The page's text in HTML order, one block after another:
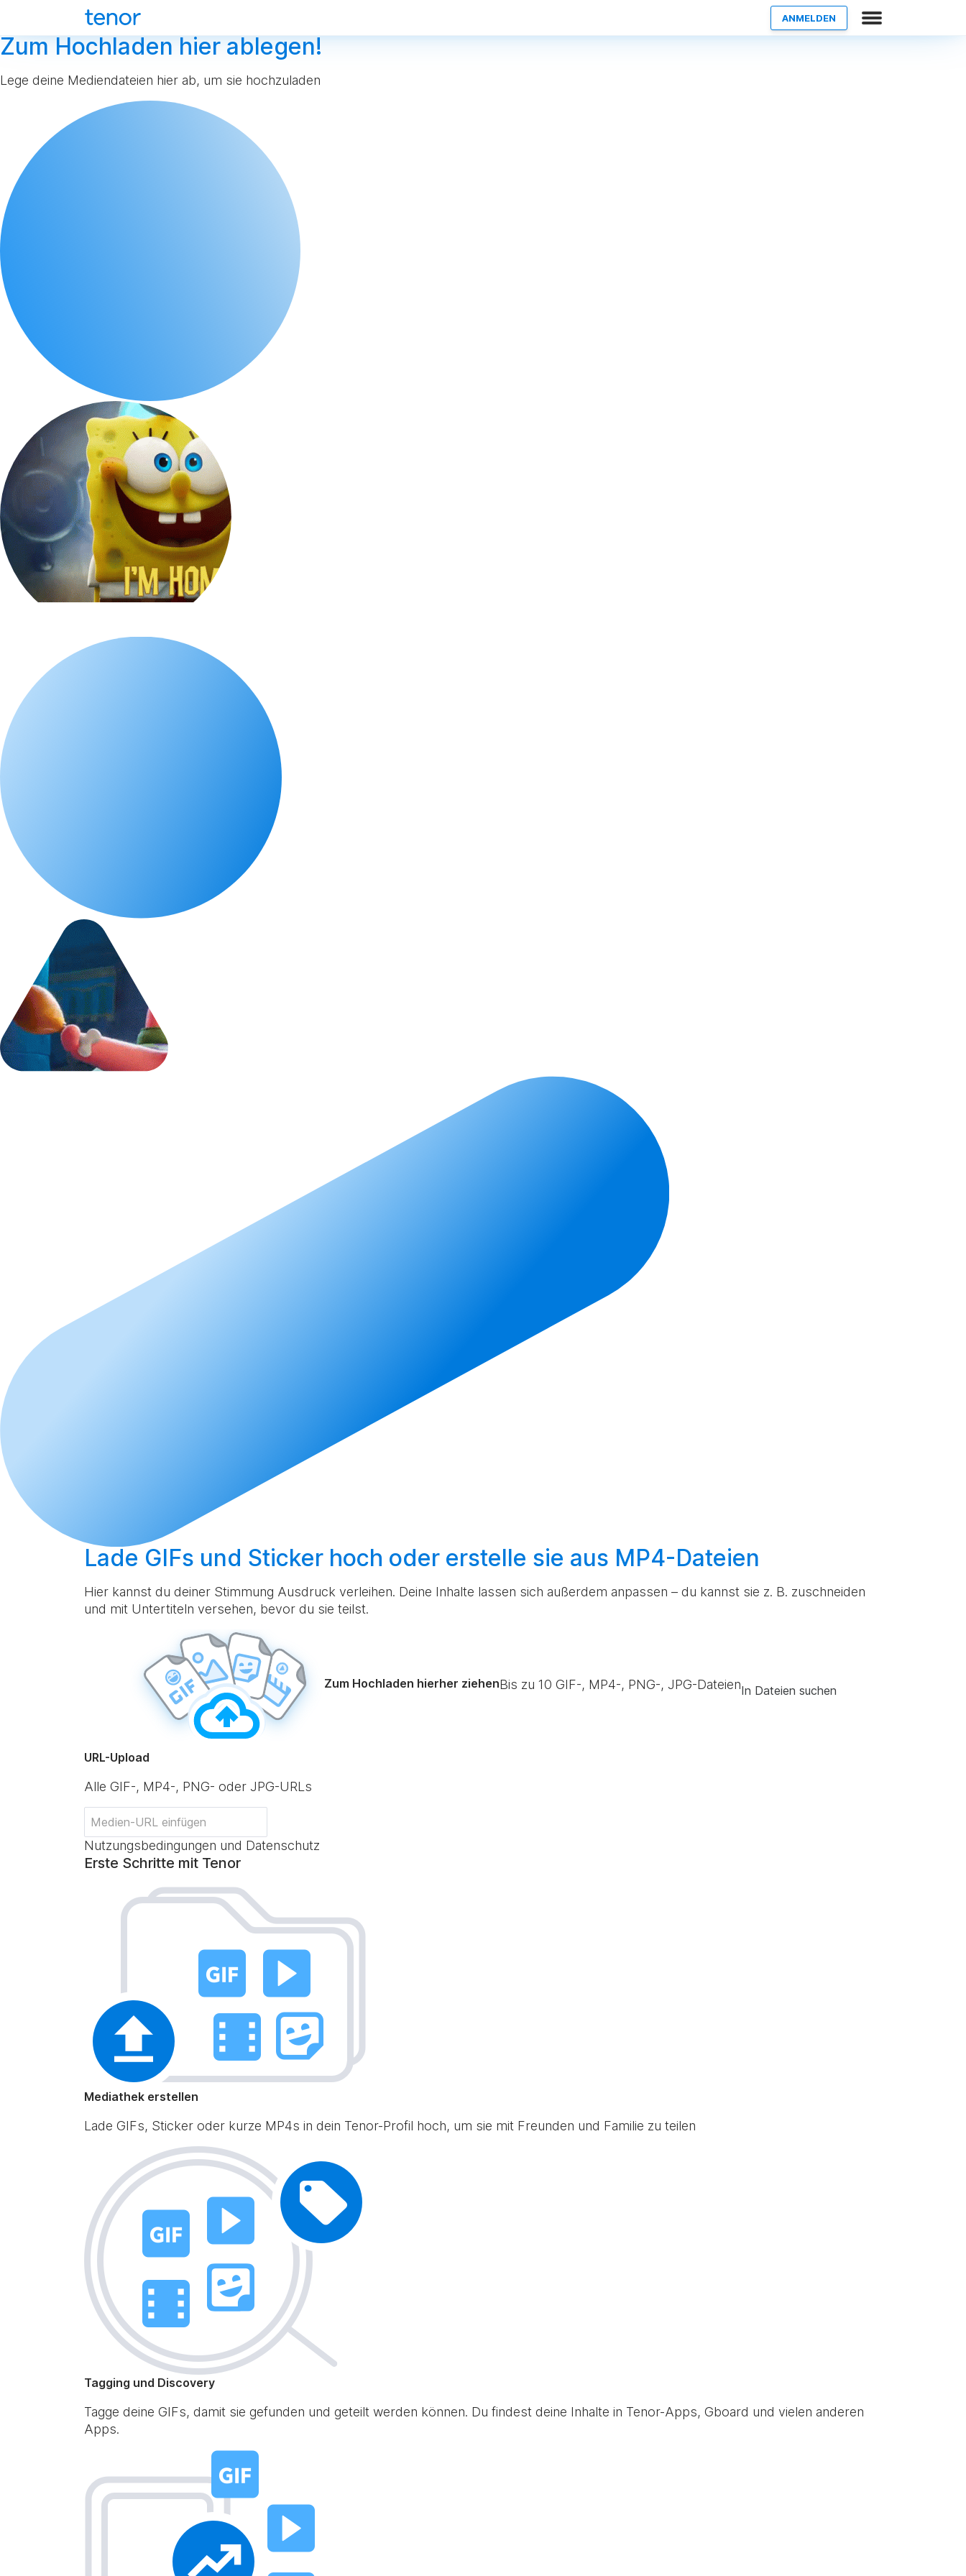
ANMELDEN
Zum Hochladen hier ablegen!
Lege deine Mediendateien hier ab, um sie hochzuladen
Lade GIFs und Sticker hoch oder erstelle sie aus MP4-Dateien
Hier kannst du deiner Stimmung Ausdruck verleihen. Deine Inhalte lassen sich außerdem anpassen – du kannst sie z. B. zuschneiden
und mit Untertiteln versehen, bevor du sie teilst.
Zum Hochladen hierher ziehenBis zu 10 GIF-, MP4-, PNG-, JPG-DateienIn Dateien suchen
URL-Upload
Alle GIF-, MP4-, PNG- oder JPG-URLs
Nutzungsbedingungen und Datenschutz
Erste Schritte mit Tenor
Mediathek erstellen
Lade GIFs, Sticker oder kurze MP4s in dein Tenor-Profil hoch, um sie mit Freunden und Familie zu teilen
Tagging und Discovery
Tagge deine GIFs, damit sie gefunden und geteilt werden können. Du findest deine Inhalte in Tenor-Apps, Gboard und vielen anderen
Apps.